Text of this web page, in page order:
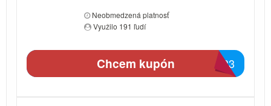
Neobmedzená platnosť
Využilo 191 ľudí
6883
Chcem kupón